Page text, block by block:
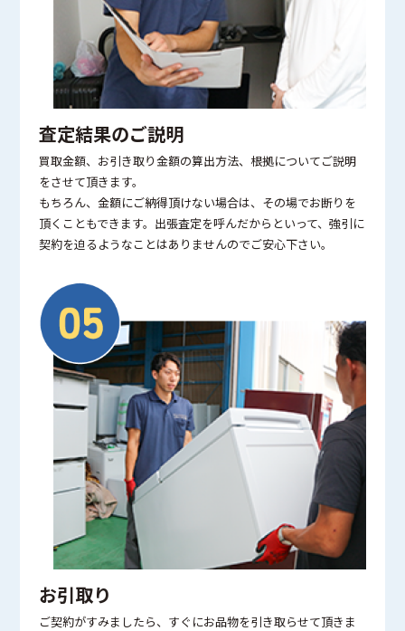
査定結果のご説明
買取金額、お引き取り金額の算出方法、根拠についてご説明
をさせて頂きます。
もちろん、金額にご納得頂けない場合は、その場でお断りを
頂くこともできます。出張査定を呼んだからといって、強引に
契約を迫るようなことはありませんのでご安心下さい。
お引取り
ご契約がすみましたら、すぐにお品物を引き取らせて頂きま